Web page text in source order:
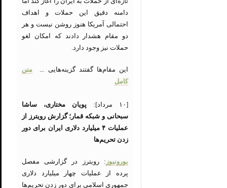
دامنه دقیق این حملات و اهداف
احتمالی آمریکا هنوز روشن نیست و هر
دو مقام هشدار دادند که امکان لغو
حملات نیز وجود دارد.
این مقام‌ها گفتند گزینه‌هایی ... متن
کامل
[۱۰ مرداد]:
پویان مختاری، ساشا
سبحانی و شبکه قمار؛ گزارش رویترز از
عملیات ۴ میلیارد دلاری ایران برای دور
زدن تحریم‌ها
یورونیوز : رویترز در گزارشی مفصل
پرده از عملیات چهار میلیارد دلاری
جمهوری اسلامی برای دور زدن تحریم‌ها